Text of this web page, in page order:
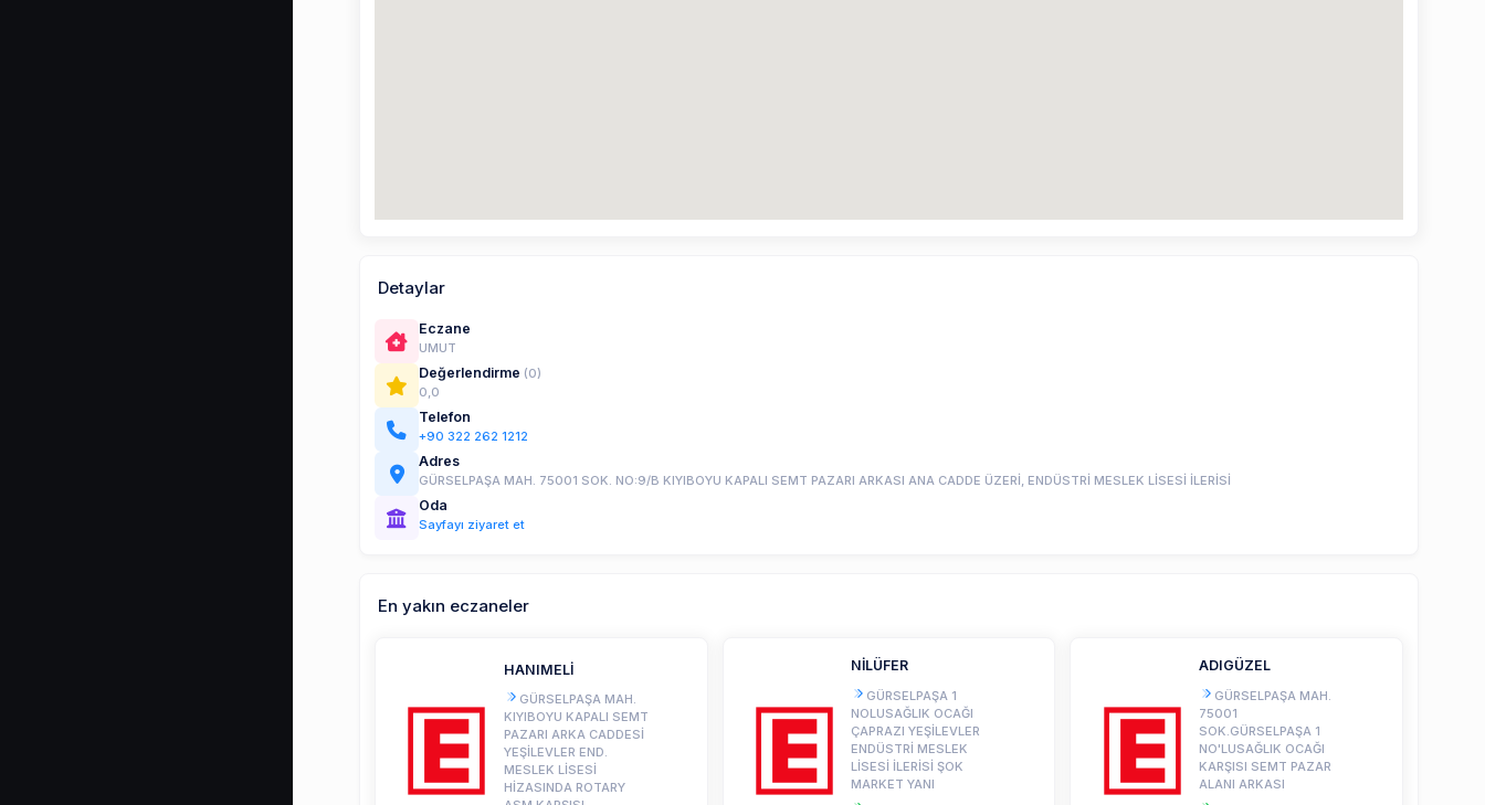
Detaylar
Eczane
UMUT
Değerlendirme (0)
0,0
Telefon
+90 322 262 1212
Adres
GÜRSELPAŞA MAH. 75001 SOK. NO:9/B KIYIBOYU KAPALI SEMT PAZARI ARKASI ANA CADDE ÜZERİ, ENDÜSTRİ MESLEK LİSESİ İLERİSİ
Oda
Sayfayı ziyaret et
En yakın eczaneler
HANIMELİ
GÜRSELPAŞA MAH.
KIYIBOYU KAPALI SEMT
PAZARI ARKA CADDESİ
YEŞİLEVLER END.
MESLEK LİSESİ
HİZASINDA ROTARY
NİLÜFER
GÜRSELPAŞA 1
NOLUSAĞLIK OCAĞI
ÇAPRAZI YEŞİLEVLER
ENDÜSTRİ MESLEK
LİSESİ İLERİSİ ŞOK
MARKET YANI
ADIGÜZEL
GÜRSELPAŞA MAH.
75001
SOK.GÜRSELPAŞA 1
NO'LUSAĞLIK OCAĞI
KARŞISI SEMT PAZAR
ALANI ARKASI